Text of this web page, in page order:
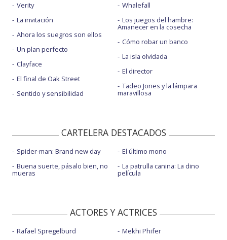
Verity
La invitación
Ahora los suegros son ellos
Un plan perfecto
Clayface
El final de Oak Street
Sentido y sensibilidad
Whalefall
Los juegos del hambre:
Amanecer en la cosecha
Cómo robar un banco
La isla olvidada
El director
Tadeo Jones y la lámpara
maravillosa
CARTELERA DESTACADOS
Spider-man: Brand new day
Buena suerte, pásalo bien, no
mueras
El último mono
La patrulla canina: La dino
película
ACTORES Y ACTRICES
Rafael Spregelburd
Mekhi Phifer